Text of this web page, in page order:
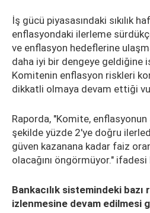
İş gücü piyasasındaki sıkılık
enflasyondaki ilerleme
ve enflasyon hedeflerine
daha iyi bir dengeye geldiğine
Komitenin enflasyon riskleri
dikkatli olmaya devam ettiği
Raporda, "Komite,
şekilde yüzde 2'ye doğru
güven kazanana kadar faiz
olacağını öngörmüyor." ifadesi
Bankacılık sistemindeki bazı
izlenmesine devam edilmesi